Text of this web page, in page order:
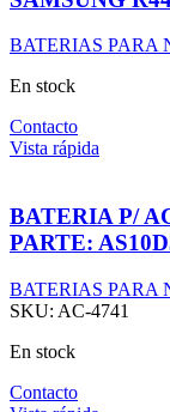
BATERIAS PARA
En stock
Contacto
Vista rápida
BATERIA P/
PARTE:
BATERIAS PARA
SKU: AC-4741
En stock
Contacto